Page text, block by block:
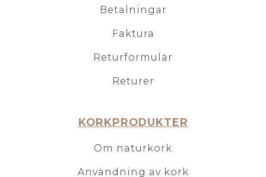
Betalningar
Faktura
Returformulär
Returer
KORKPRODUKTER
Om naturkork
Användning av kork